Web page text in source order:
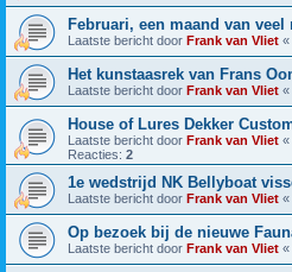
Februari, een maand van
Laatste bericht door Frank van Vliet «
Het kunstaasrek van Frans
Laatste bericht door Frank van Vliet «
House of Lures Dekker
Laatste bericht door Frank van Vliet «
Reacties: 2
1e wedstrijd NK Bellyboat
Laatste bericht door Frank van Vliet «
Op bezoek bij de nieuwe
Laatste bericht door Frank van Vliet «